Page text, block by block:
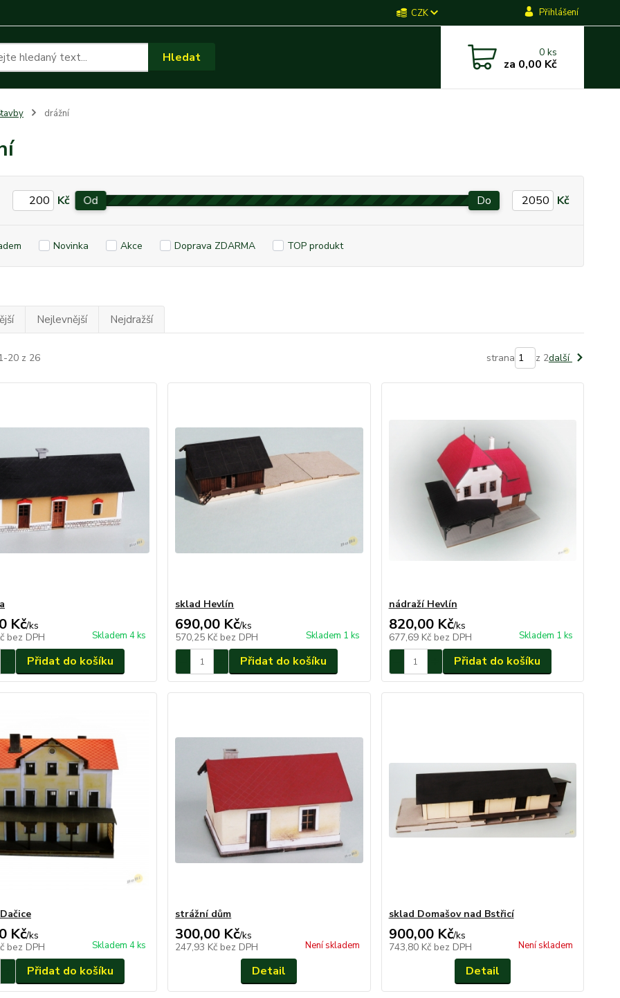
CZK Přihlášení
Hledat 0ks
za 0,00 Kč
drážní
Kč Od Do Kč
Novinka Akce Doprava ZDARMA TOP produkt
Nejlevnější Nejdražší
20 z 26 strana z 2další
Kč/ks
bez DPH Skladem 4 ks
Přidat do košíku
sklad Hevlín
690,00 Kč/ks
570,25 Kč bez DPH Skladem 1 ks
Přidat do košíku
nádraží Hevlín
820,00 Kč/ks
677,69 Kč bez DPH Skladem 1 ks
Přidat do košíku
Kč/ks
bez DPH Skladem 4 ks
Přidat do košíku
strážní dům
300,00 Kč/ks
247,93 Kč bez DPH Není skladem
Detail
sklad Domašov nad Bstřicí
900,00 Kč/ks
743,80 Kč bez DPH Není skladem
Detail